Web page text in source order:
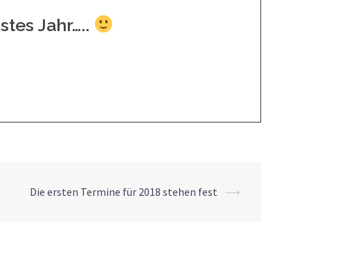
Jahr…..
Die ersten Termine für 2018 stehen fest ⟶